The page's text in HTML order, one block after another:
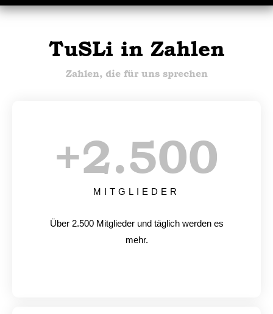
TuSLi in Zahlen
Zahlen, die für uns sprechen
MITGLIEDER
+2.500
Über 2.500 Mitglieder und täglich werden es
mehr.